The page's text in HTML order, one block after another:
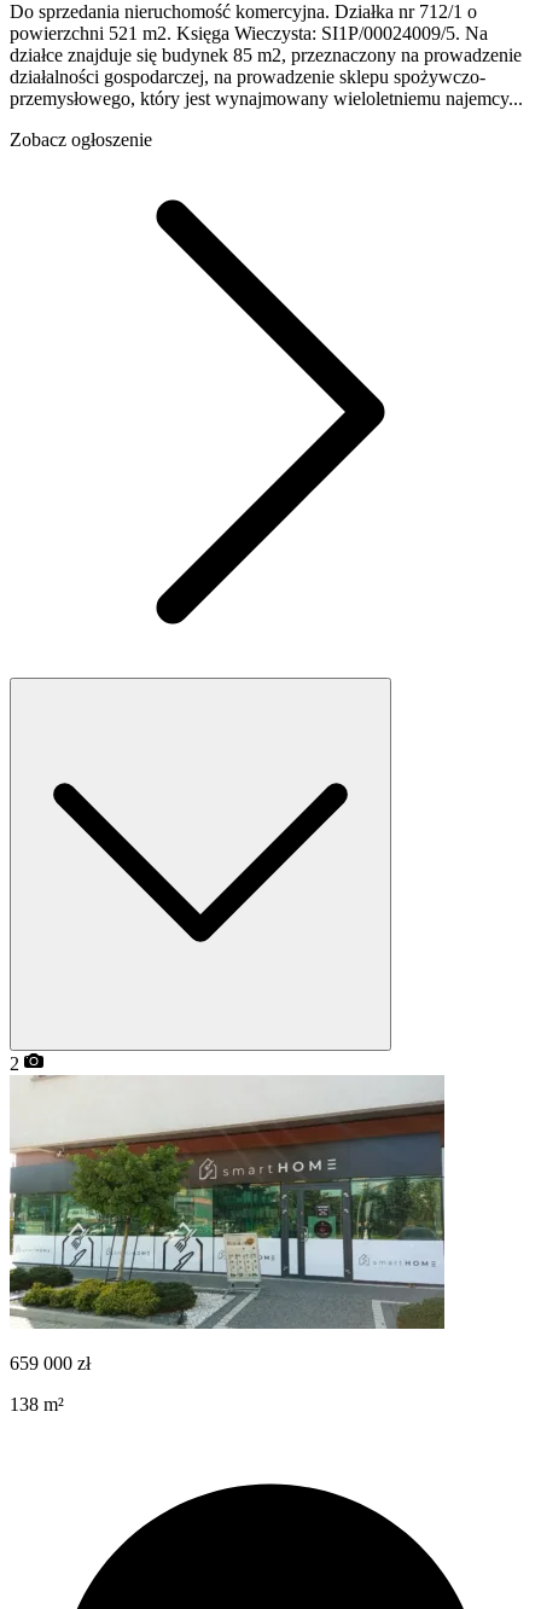
Do sprzedania nieruchomość komercyjna. Działka nr 712/1 o
powierzchni 521 m2. Księga Wieczysta: SI1P/00024009/5. Na
działce znajduje się budynek 85 m2, przeznaczony na prowadzenie
działalności gospodarczej, na prowadzenie sklepu spożywczo-
przemysłowego, który jest wynajmowany wieloletniemu najemcy...
Zobacz ogłoszenie
2
659 000 zł
138 m²